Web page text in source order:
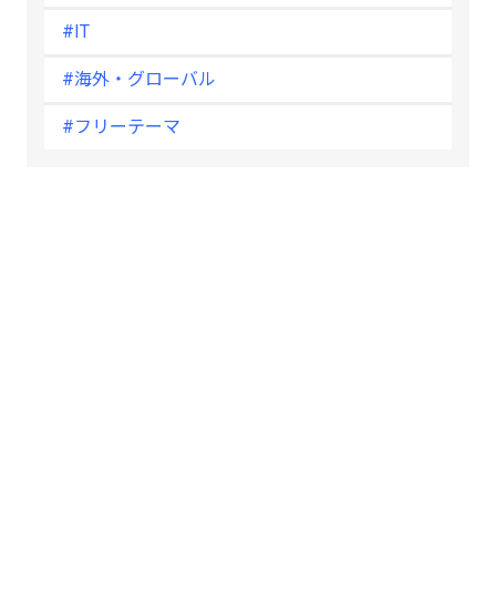
#IT
#海外・グローバル
#フリーテーマ